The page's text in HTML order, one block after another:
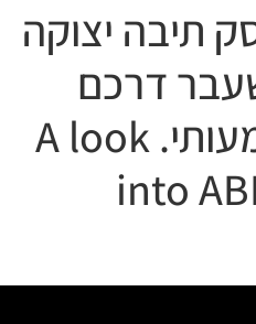
תיבה יצוקה
דרכם
זרם קצר משמעותי. A look
into